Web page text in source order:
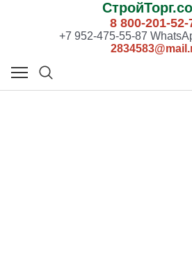
8 800-201-52-
+7 952-475-55-87